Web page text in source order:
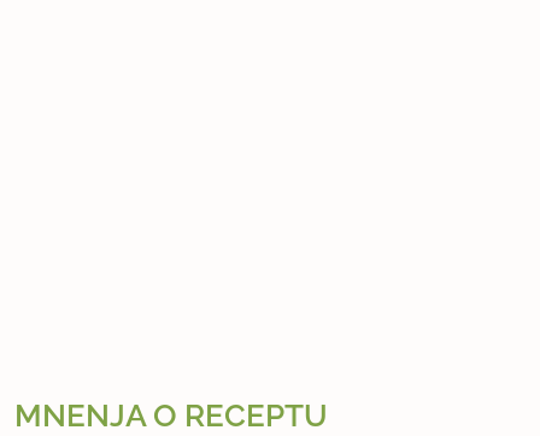
MNENJA O RECEPTU